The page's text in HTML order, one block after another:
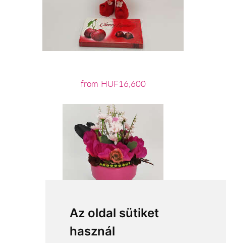
Az oldal sütiket
használ
from HUF16,600
from HUF14,000